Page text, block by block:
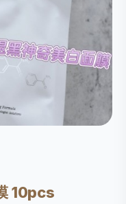
10pcs